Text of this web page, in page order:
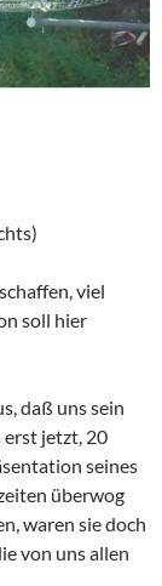
viel
soll hier
daß uns sein
erst jetzt, 20
seines
überwog
waren sie doch
von uns allen